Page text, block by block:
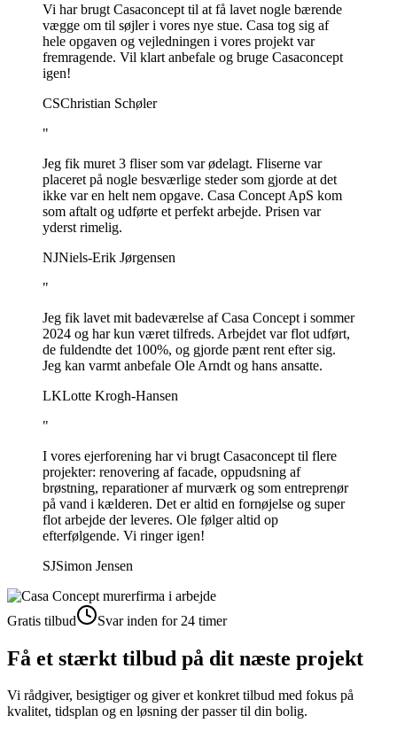
Vi har brugt Casaconcept til at få lavet nogle bærende
vægge om til søjler i vores nye stue. Casa tog sig af
hele opgaven og vejledningen i vores projekt var
fremragende. Vil klart anbefale og bruge Casaconcept
igen!
CSChristian Schøler
"
Jeg fik muret 3 fliser som var ødelagt. Fliserne var
placeret på nogle besværlige steder som gjorde at det
ikke var en helt nem opgave. Casa Concept ApS kom
som aftalt og udførte et perfekt arbejde. Prisen var
yderst rimelig.
NJNiels-Erik Jørgensen
"
Jeg fik lavet mit badeværelse af Casa Concept i sommer
2024 og har kun været tilfreds. Arbejdet var flot udført,
de fuldendte det 100%, og gjorde pænt rent efter sig.
Jeg kan varmt anbefale Ole Arndt og hans ansatte.
LKLotte Krogh-Hansen
"
I vores ejerforening har vi brugt Casaconcept til flere
projekter: renovering af facade, oppudsning af
brøstning, reparationer af murværk og som entreprenør
på vand i kælderen. Det er altid en fornøjelse og super
flot arbejde der leveres. Ole følger altid op
efterfølgende. Vi ringer igen!
SJSimon Jensen
Gratis tilbud Svar inden for 24 timer
Få et stærkt tilbud på dit næste projekt
Vi rådgiver, besigtiger og giver et konkret tilbud med fokus på
kvalitet, tidsplan og en løsning der passer til din bolig.